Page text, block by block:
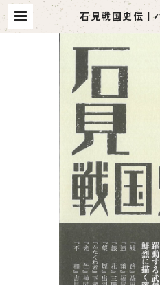
石見戦国史伝 |